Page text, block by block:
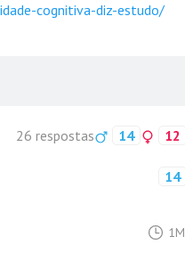
cognitiva-diz-estudo/
26 respostas 14 12
14
1M